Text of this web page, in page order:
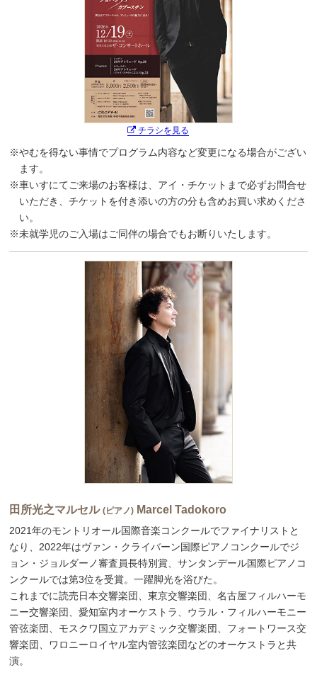
チラシを見る
※やむを得ない事情でプログラム内容など変更になる場合がござい
ます。
※車いすにてご来場のお客様は、アイ・チケットまで必ずお問合せ
いただき、チケットを付き添いの方の分も含めお買い求めくださ
い。
※未就学児のご入場はご同伴の場合でもお断りいたします。
田所光之マルセル(ピアノ) Marcel Tadokoro
2021年のモントリオール国際音楽コンクールでファイナリストと
なり、2022年はヴァン・クライバーン国際ピアノコンクールでジ
ョン・ジョルダーノ審査員長特別賞、サンタンデール国際ピアノコ
ンクールでは第3位を受賞。一躍脚光を浴びた。
これまでに読売日本交響楽団、東京交響楽団、名古屋フィルハーモ
ニー交響楽団、愛知室内オーケストラ、ウラル・フィルハーモニー
管弦楽団、モスクワ国立アカデミック交響楽団、フォートワース交
響楽団、ワロニーロイヤル室内管弦楽団などのオーケストラと共
演。